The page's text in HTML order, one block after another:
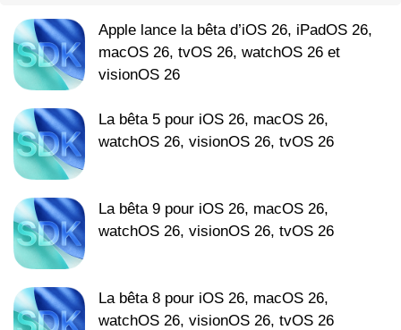
Apple lance la bêta d’iOS 26, iPadOS 26,
macOS 26, tvOS 26, watchOS 26 et
visionOS 26
La bêta 5 pour iOS 26, macOS 26,
watchOS 26, visionOS 26, tvOS 26
La bêta 9 pour iOS 26, macOS 26,
watchOS 26, visionOS 26, tvOS 26
La bêta 8 pour iOS 26, macOS 26,
watchOS 26, visionOS 26, tvOS 26